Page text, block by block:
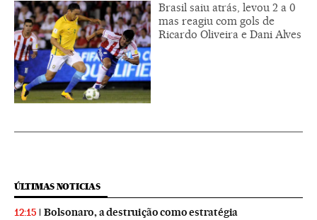
Brasil saiu atrás, levou 2 a 0
mas reagiu com gols de
Ricardo Oliveira e Dani Alves
ÚLTIMAS NOTICIAS
12:15 Bolsonaro, a destruição como estratégia